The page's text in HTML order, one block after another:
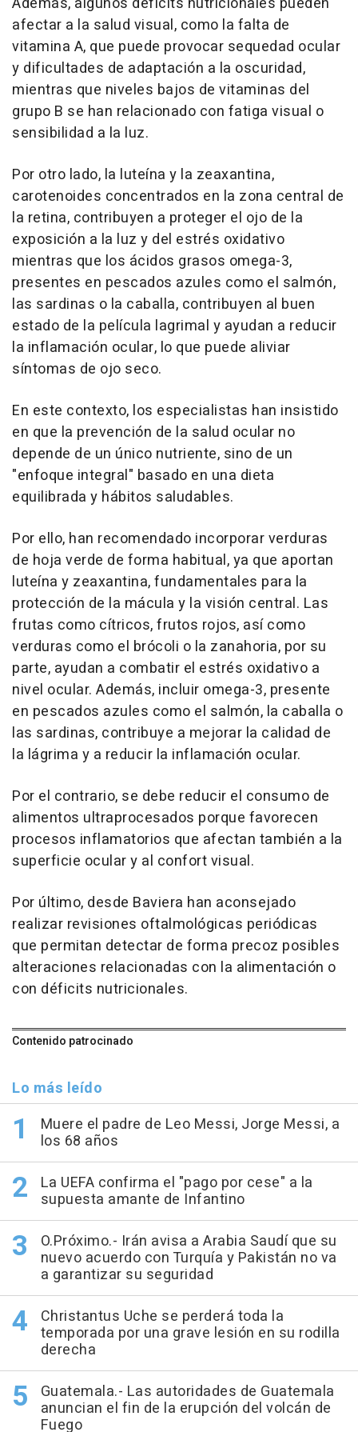
afectar a la salud visual, como la falta de
vitamina A, que puede provocar sequedad ocular
y dificultades de adaptación a la oscuridad,
mientras que niveles bajos de vitaminas del
grupo B se han relacionado con fatiga visual o
sensibilidad a la luz.
Por otro lado, la luteína y la zeaxantina,
carotenoides concentrados en la zona central de
la retina, contribuyen a proteger el ojo de la
exposición a la luz y del estrés oxidativo
mientras que los ácidos grasos omega-3,
presentes en pescados azules como el salmón,
las sardinas o la caballa, contribuyen al buen
estado de la película lagrimal y ayudan a reducir
la inflamación ocular, lo que puede aliviar
síntomas de ojo seco.
En este contexto, los especialistas han insistido
en que la prevención de la salud ocular no
depende de un único nutriente, sino de un
"enfoque integral" basado en una dieta
equilibrada y hábitos saludables.
Por ello, han recomendado incorporar verduras
de hoja verde de forma habitual, ya que aportan
luteína y zeaxantina, fundamentales para la
protección de la mácula y la visión central. Las
frutas como cítricos, frutos rojos, así como
verduras como el brócoli o la zanahoria, por su
parte, ayudan a combatir el estrés oxidativo a
nivel ocular. Además, incluir omega-3, presente
en pescados azules como el salmón, la caballa o
las sardinas, contribuye a mejorar la calidad de
la lágrima y a reducir la inflamación ocular.
Por el contrario, se debe reducir el consumo de
alimentos ultraprocesados porque favorecen
procesos inflamatorios que afectan también a la
superficie ocular y al confort visual.
Por último, desde Baviera han aconsejado
realizar revisiones oftalmológicas periódicas
que permitan detectar de forma precoz posibles
alteraciones relacionadas con la alimentación o
con déficits nutricionales.
Contenido patrocinado
Lo más leído
Muere el padre de Leo Messi, Jorge Messi, a
los 68 años
La UEFA confirma el "pago por cese" a la
supuesta amante de Infantino
O.Próximo.- Irán avisa a Arabia Saudí que su
nuevo acuerdo con Turquía y Pakistán no va
a garantizar su seguridad
Christantus Uche se perderá toda la
temporada por una grave lesión en su rodilla
derecha
Guatemala.- Las autoridades de Guatemala
anuncian el fin de la erupción del volcán de
Fuego